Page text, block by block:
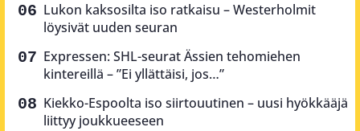
Lukon kaksosilta iso ratkaisu – Westerholmit
löysivät uuden seuran
Expressen: SHL-seurat Ässien tehomiehen
kintereillä – ”Ei yllättäisi, jos…”
Kiekko-Espoolta iso siirtouutinen – uusi hyökkääjä
liittyy joukkueeseen